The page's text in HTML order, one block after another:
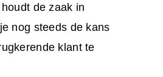
de zaak in
nog steeds de kans
klant te